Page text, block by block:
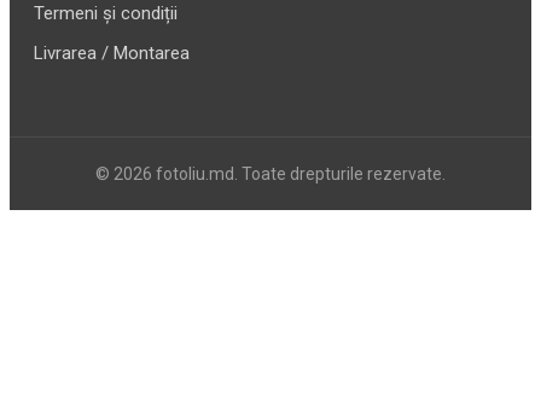
Termeni și condiții
Livrarea / Montarea
© 2026 fotoliu.md. Toate drepturile rezervate.